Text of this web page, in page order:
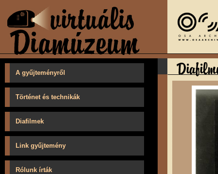
A gyűjteményről
Történet és technikák
Diafilmek
Link gyűjtemény
Rólunk írták